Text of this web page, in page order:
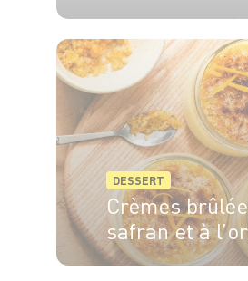
DESSERT
Crèmes
safran et à